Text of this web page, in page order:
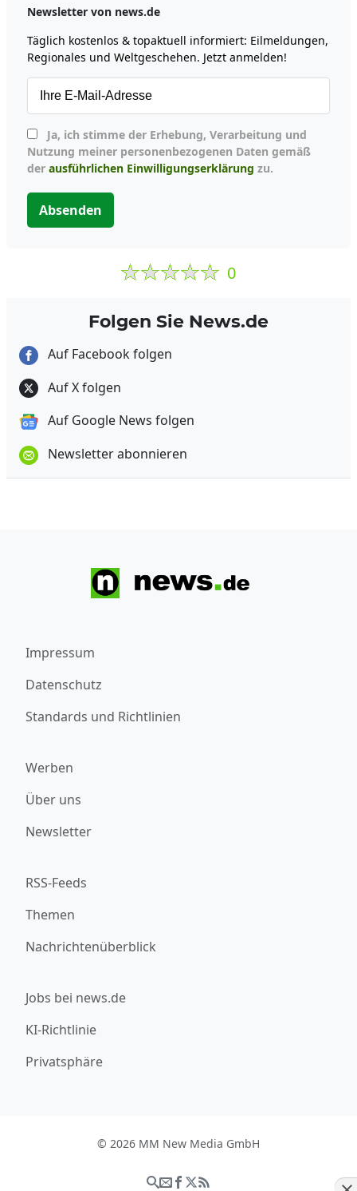
Newsletter von news.de
Täglich kostenlos & topaktuell informiert: Eilmeldungen,
Regionales und Weltgeschehen. Jetzt anmelden!
Nutzung meiner personenbezogenen Daten gemäß
der ausführlichen Einwilligungserklärung zu.
Absenden
0
Folgen Sie News.de
Auf Facebook folgen
Auf X folgen
Auf Google News folgen
Newsletter abonnieren
Impressum
Datenschutz
Standards und Richtlinien
Werben
Über uns
Newsletter
RSS-Feeds
Themen
Nachrichtenüberblick
Jobs bei news.de
KI-Richtlinie
Privatsphäre
© 2026 MM New Media GmbH